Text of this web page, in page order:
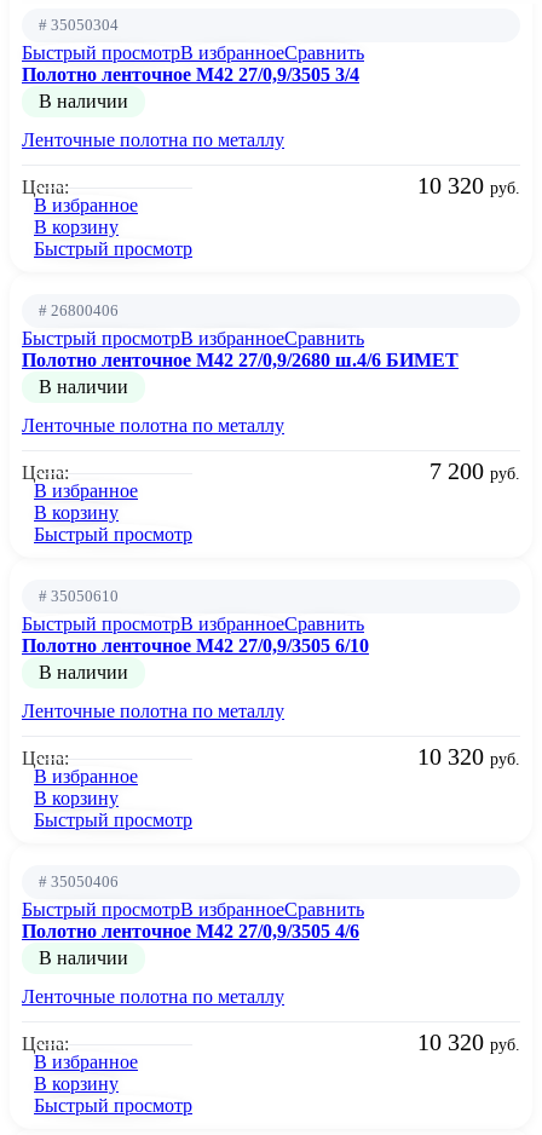
# 35050304
Быстрый просмотрВ избранноеСравнить
Полотно ленточное М42 27/0,9/3505 3/4
В наличии
Ленточные полотна по металлу
Цена: 10 320 руб.
В избранное
В корзину
Быстрый просмотр
# 26800406
Быстрый просмотрВ избранноеСравнить
Полотно ленточное М42 27/0,9/2680 ш.4/6 БИМЕТ
В наличии
Ленточные полотна по металлу
Цена: 7 200 руб.
В избранное
В корзину
Быстрый просмотр
# 35050610
Быстрый просмотрВ избранноеСравнить
Полотно ленточное М42 27/0,9/3505 6/10
В наличии
Ленточные полотна по металлу
Цена: 10 320 руб.
В избранное
В корзину
Быстрый просмотр
# 35050406
Быстрый просмотрВ избранноеСравнить
Полотно ленточное М42 27/0,9/3505 4/6
В наличии
Ленточные полотна по металлу
Цена: 10 320 руб.
В избранное
В корзину
Быстрый просмотр